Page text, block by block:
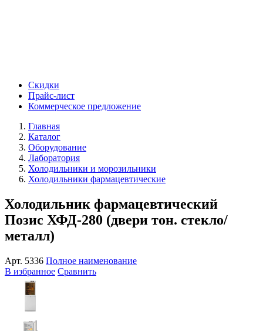
Скидки
Прайс-лист
Коммерческое предложение
Главная
Каталог
Оборудование
Лаборатория
Холодильники и морозильники
Холодильники фармацевтические
Холодильник фармацевтический
Позис ХФД-280 (двери тон. стекло/
металл)
Арт. 5336 Полное наименование
В избранное Сравнить